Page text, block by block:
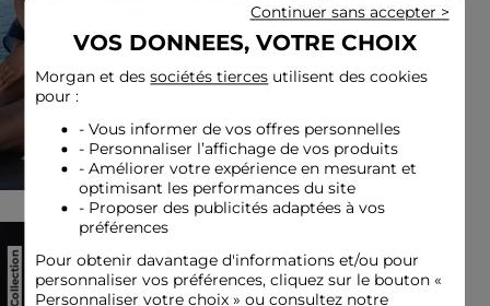
Jupe asymétrique taille
haute bleu marine femme
65,00 €
VOS DONNEES, VOTRE CHOIX
Morgan et dessociétés tierces utilisent des cookies
pour :
- Vous informer de vos offres personnelles
- Personnaliser l’affichage de vos produits
- Améliorer votre expérience en mesurant et
optimisant les performances du site
- Proposer des publicités adaptées à vos
préférences
Pour obtenir davantage d'informations et/ou pour
personnaliser vos préférences, cliquez sur le bouton «
Personnaliser votre choix » ou consultez notre
Continuer sans accepter >